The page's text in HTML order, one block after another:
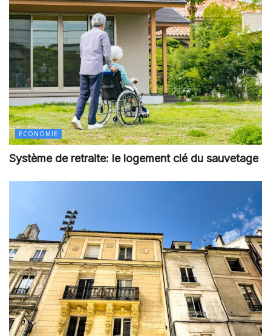
ECONOMIE
Système de retraite: le logement clé du sauvetage